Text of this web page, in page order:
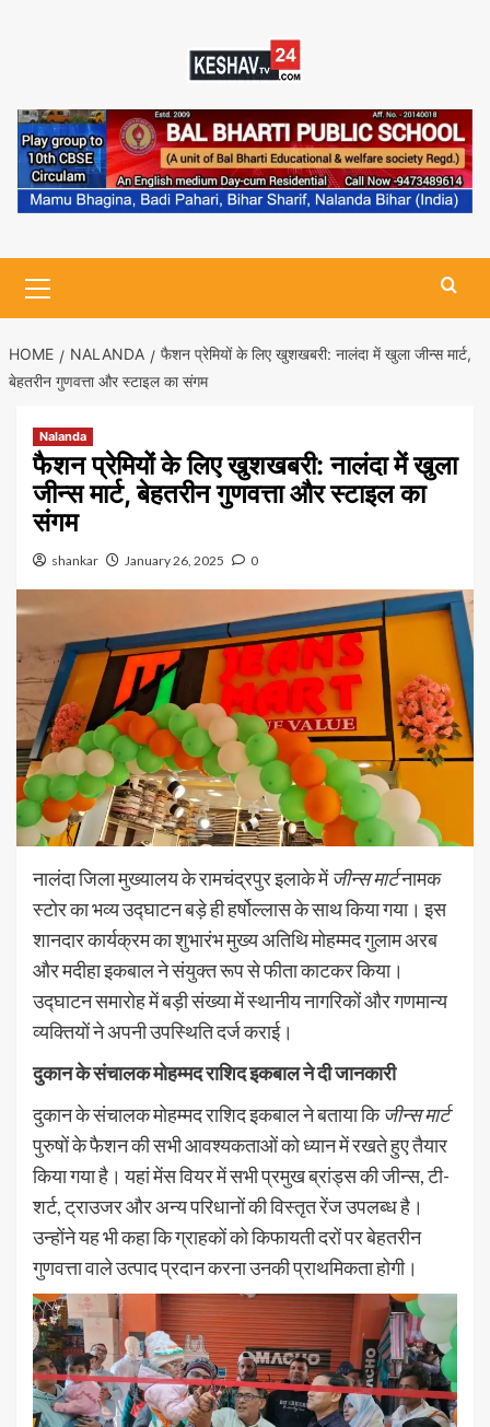
Menu
HOME NALANDA
फैशन प्रेमियों के लिए खुशखबरी: नालंदा में खुला जीन्स मार्ट,
बेहतरीन गुणवत्ता और स्टाइल का संगम
Nalanda
फैशन प्रेमियों के लिए खुशखबरी: नालंदा में खुला
जीन्स मार्ट, बेहतरीन गुणवत्ता और स्टाइल का
संगम
shankar January 26, 2025 0
नालंदा जिला मुख्यालय के रामचंद्रपुर इलाके मेंजीन्स मार्टनामक
स्टोर का भव्य उद्घाटन बड़े ही हर्षोल्लास के साथ किया गया। इस
शानदार कार्यक्रम का शुभारंभ मुख्य अतिथि मोहम्मद गुलाम अरब
और मदीहा इकबाल ने संयुक्त रूप से फीता काटकर किया।
उद्घाटन समारोह में बड़ी संख्या में स्थानीय नागरिकों और गणमान्य
व्यक्तियों ने अपनी उपस्थिति दर्ज कराई।
दुकान के संचालक मोहम्मद राशिद इकबाल ने दी जानकारी
दुकान के संचालक मोहम्मद राशिद इकबाल ने बताया किजीन्स मार्ट
पुरुषों के फैशन की सभी आवश्यकताओं को ध्यान में रखते हुए तैयार
किया गया है। यहां मेंस वियर में सभी प्रमुख ब्रांड्स की जीन्स, टी-
शर्ट, ट्राउजर और अन्य परिधानों की विस्तृत रेंज उपलब्ध है।
उन्होंने यह भी कहा कि ग्राहकों को किफायती दरों पर बेहतरीन
गुणवत्ता वाले उत्पाद प्रदान करना उनकी प्राथमिकता होगी।